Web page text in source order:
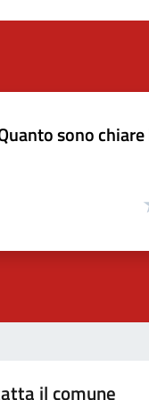
sono
il comune